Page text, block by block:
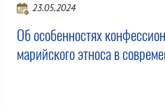
23.05.2024
Об особенностях
марийского этноса в